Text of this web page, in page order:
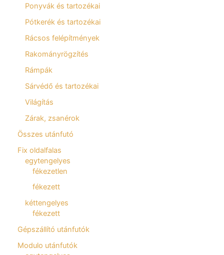
Ponyvák és tartozékai
Pótkerék és tartozékai
Rácsos felépítmények
Rakományrögzítés
Rámpák
Sárvédő és tartozékai
Világítás
Zárak, zsanérok
Összes utánfutó
Fix oldalfalas
egytengelyes
fékezetlen
fékezett
kéttengelyes
fékezett
Gépszállító utánfutók
Modulo utánfutók